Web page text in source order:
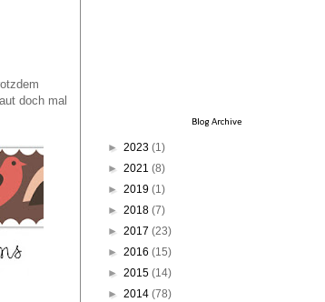
doch mal
Blog Archive
► 2023 (1)
► 2021 (8)
► 2019 (1)
► 2018 (7)
► 2017 (23)
► 2016 (15)
► 2015 (14)
► 2014 (78)